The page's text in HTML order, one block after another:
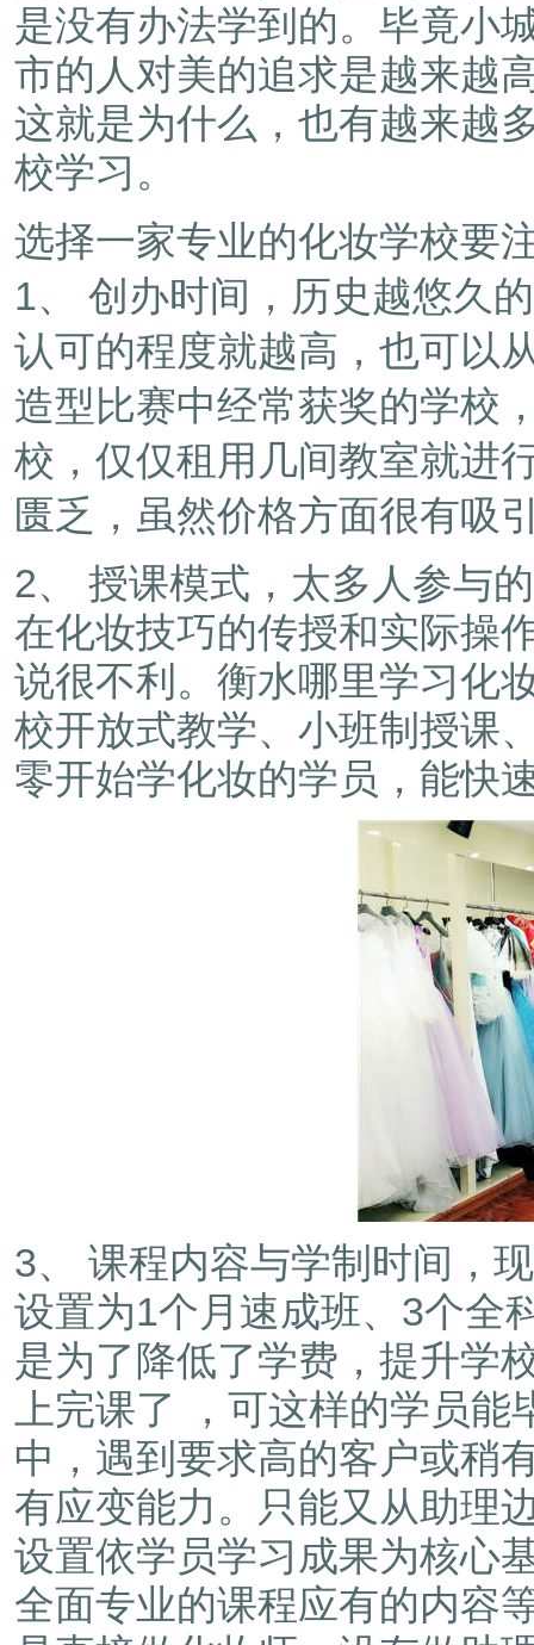
是没有办法学到的。毕竟小
市的人对美的追求是越来越
这就是为什么，也有越来越
校学习。
选择一家专业的化妆学校要
1、 创办时间，历史越悠久
认可的程度就越高，也可以
造型比赛中经常获奖的学校
校，仅仅租用几间教室就进
匮乏，虽然价格方面很有吸
2、 授课模式，太多人参与
在化妆技巧的传授和实际操
说很不利。衡水哪里学习化
校开放式教学、小班制授课
零开始学化妆的学员，能快
3、 课程内容与学制时间，
设置为1个月速成班、3个全
是为了降低了学费，提升学
上完课了 ，可这样的学员
中，遇到要求高的客户或稍
有应变能力。只能又从助理
设置依学员学习成果为核心
全面专业的课程应有的内容